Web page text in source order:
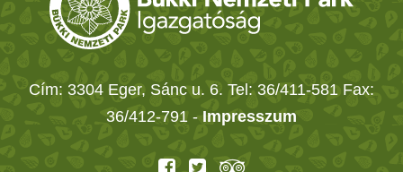
Cím: 3304 Eger, Sánc u. 6. Tel: 36/411-581 Fax:
36/412-791 - Impresszum